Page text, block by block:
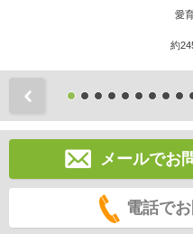
愛
約
メールでお
電話で